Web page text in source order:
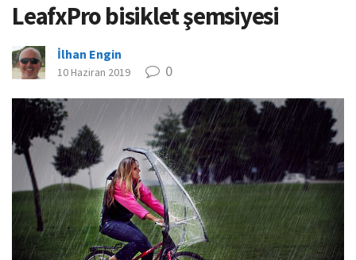
LeafxPro bisiklet şemsiyesi
İlhan Engin
10 Haziran 2019 0